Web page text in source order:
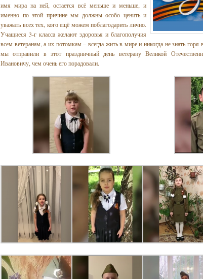
имя мира на ней, остается всё меньше и меньше, и
именно по этой причине мы должны особо ценить и
уважать всех тех, кого ещё можем поблагодарить лично.
Учащиеся 3-г класса желают здоровья и благополучия
всем ветеранам, а их потомкам – всегда жить в мире и никогда не знать
мы отправили в этот праздничный день ветерану Великой
Ивановичу, чем очень его порадовали.